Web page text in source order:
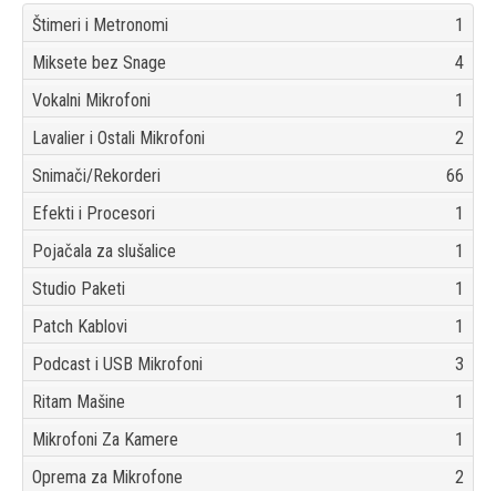
Štimeri i Metronomi
1
Miksete bez Snage
4
Vokalni Mikrofoni
1
Lavalier i Ostali Mikrofoni
2
Snimači/Rekorderi
66
Efekti i Procesori
1
Pojačala za slušalice
1
Studio Paketi
1
Patch Kablovi
1
Podcast i USB Mikrofoni
3
Ritam Mašine
1
Mikrofoni Za Kamere
1
Oprema za Mikrofone
2